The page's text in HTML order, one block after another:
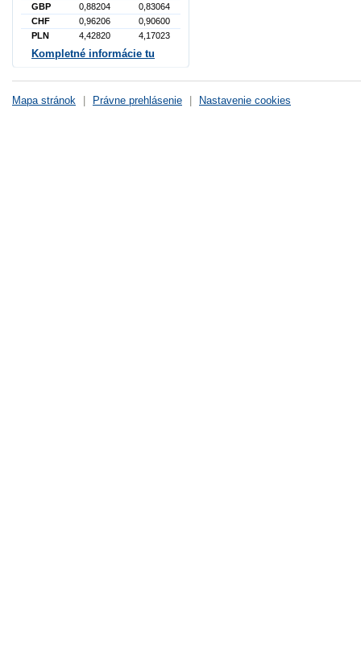
GBP
0,88204
0,83064
CHF
0,96206
0,90600
PLN
4,42820 4,17023
Kompletné informácie tu
Mapa stránok Právne prehlásenie Nastavenie cookies